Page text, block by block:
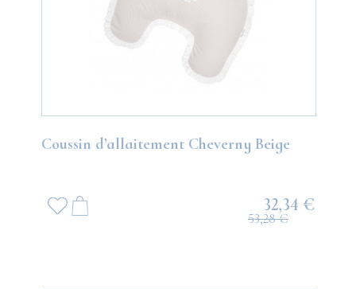
Coussin d’allaitement Cheverny Beige
32,34 €
53,28 €